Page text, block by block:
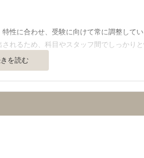
グレードの高いコースが適していると思
。
性に合わせ、受験に向けて常に調整して
れるため、科目やスタッフ間でしっかりと
周囲が落ち着いた街なのもよいポイントか
でした。 わからない問題があればいつで
を読む